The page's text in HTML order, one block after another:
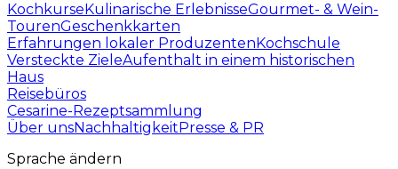
KochkurseKulinarische ErlebnisseGourmet- & Wein-
TourenGeschenkkarten
Erfahrungen lokaler ProduzentenKochschule
Versteckte ZieleAufenthalt in einem historischen
Haus
Reisebüros
Cesarine-Rezeptsammlung
Über unsNachhaltigkeitPresse & PR
Sprache ändern